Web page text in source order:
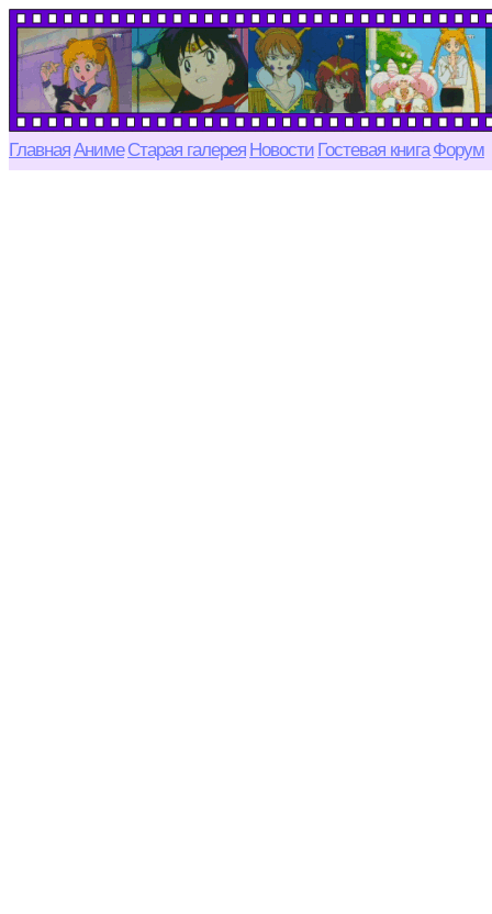
ГлавнаяАниме Старая галерея Новости Гостевая книга Форум